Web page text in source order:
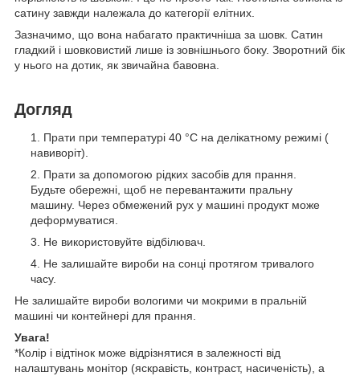
сатину завжди належала до категорії елітних.
Зазначимо, що вона набагато практичніша за шовк. Сатин
гладкий і шовковистий лише із зовнішнього боку. Зворотний бік
у нього на дотик, як звичайна бавовна.
Догляд
Прати при температурі 40 °C на делікатному режимі (
навиворіт).
Прати за допомогою рідких засобів для прання.
Будьте обережні, щоб не перевантажити пральну
машину. Через обмежений рух у машині продукт може
деформуватися.
Не використовуйте відбілювач.
Не залишайте вироби на сонці протягом тривалого
часу.
Не залишайте вироби вологими чи мокрими в пральній
машині чи контейнері для прання.
Увага!
*Колір і відтінок може відрізнятися в залежності від
налаштувань монітор (яскравість, контраст, насиченість), а